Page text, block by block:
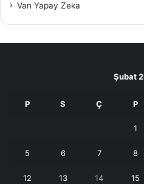
Van Yapay Zeka
Şubat
P S Ç P
1
5 6 7 8
12 13 14 15